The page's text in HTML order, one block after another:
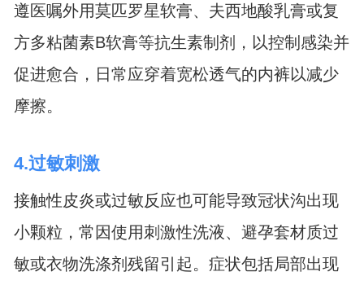
遵医嘱外用莫匹罗星软膏、夫西地酸乳膏或复
方多粘菌素B软膏等抗生素制剂，以控制感染并
促进愈合，日常应穿着宽松透气的内裤以减少
摩擦。
4.过敏刺激
接触性皮炎或过敏反应也可能导致冠状沟出现
小颗粒，常因使用刺激性洗液、避孕套材质过
敏或衣物洗涤剂残留引起。症状包括局部出现